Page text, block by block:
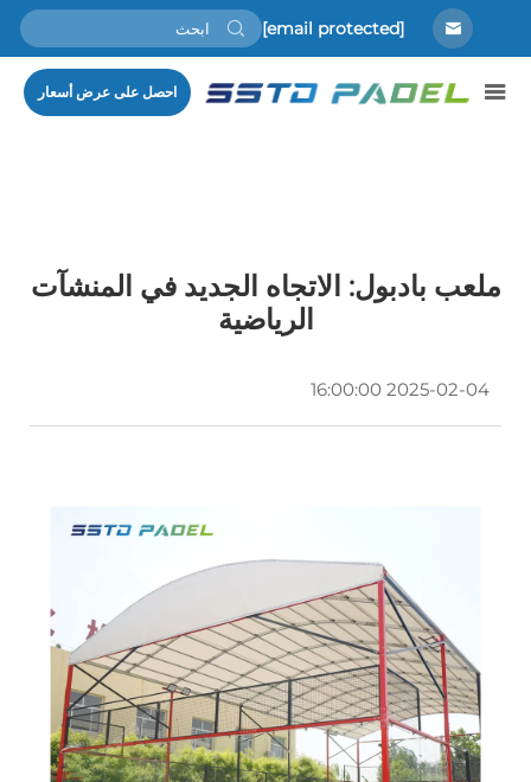
[email protected]
احصل على عرض أسعار
ملعب بادبول: الاتجاه الجديد في المنشآت
الرياضية
2025-02-04 16:00:00